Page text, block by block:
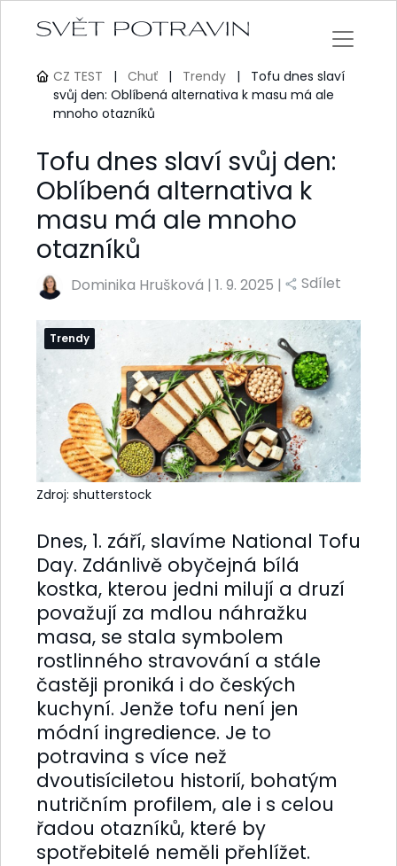
CZ TEST | Chuť | Trendy |
Tofu dnes slaví
svůj den: Oblíbená alternativa k masu má ale
mnoho otazníků
Tofu dnes slaví svůj den:
Oblíbená alternativa k
masu má ale mnoho
otazníků
Dominika Hrušková | 1. 9. 2025 | Sdílet
Trendy
Zdroj: shutterstock
Dnes, 1. září, slavíme National Tofu
Day. Zdánlivě obyčejná bílá
kostka, kterou jedni milují a druzí
považují za mdlou náhražku
masa, se stala symbolem
rostlinného stravování a stále
častěji proniká i do českých
kuchyní. Jenže tofu není jen
módní ingredience. Je to
potravina s více než
dvoutisíciletou historií, bohatým
nutričním profilem, ale i s celou
řadou otazníků, které by
spotřebitelé neměli přehlížet.